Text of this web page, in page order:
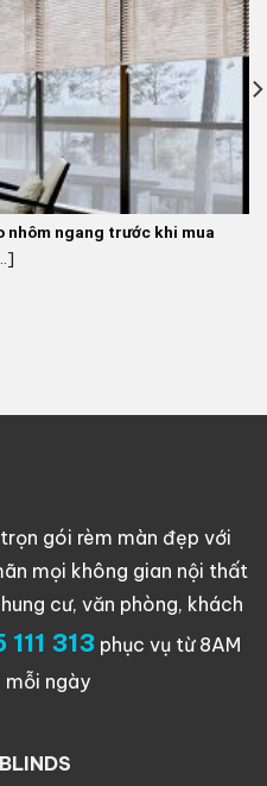
nhôm ngang trước khi mua
gói rèm màn đẹp với
mọi không gian nội thất
cư, văn phòng, khách
111 313phục vụ từ 8AM
mỗi ngày